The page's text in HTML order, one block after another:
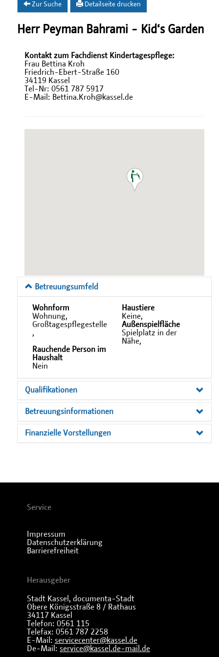
Zur Suche Detailseite drucken
Herr Peyman Bahrami - Kid‘s Garden
Kontakt zum Fachdienst Kindertagespflege:
Frau Bettina Kroh
Friedrich-Ebert-Straße 160
34119 Kassel
Tel-Nr: 0561 787 5917
E-Mail: Bettina.Kroh@kassel.de
Betreuungsumfeld
Wohnform
Wohnung,
Großtagespflegestelle
,
Haustiere
Keine,
Außenspielfläche
Spielplatz in der
Nähe,
Rauchende Person im
Haushalt
Nein
Qualifikationen
Betreuungsinformationen
Finanzielle Vorstellungen
Service
Impressum
Datenschutzerklärung
Barrierefreiheit
Herausgeber
Stadt Kassel, documenta-Stadt
Obere Königsstraße 8 / Rathaus
34117 Kassel
Telefon: 0561 115
Telefax: 0561 787 2258
E-Mail: servicecenter@kassel.de
De-Mail: service@kassel.de-mail.de